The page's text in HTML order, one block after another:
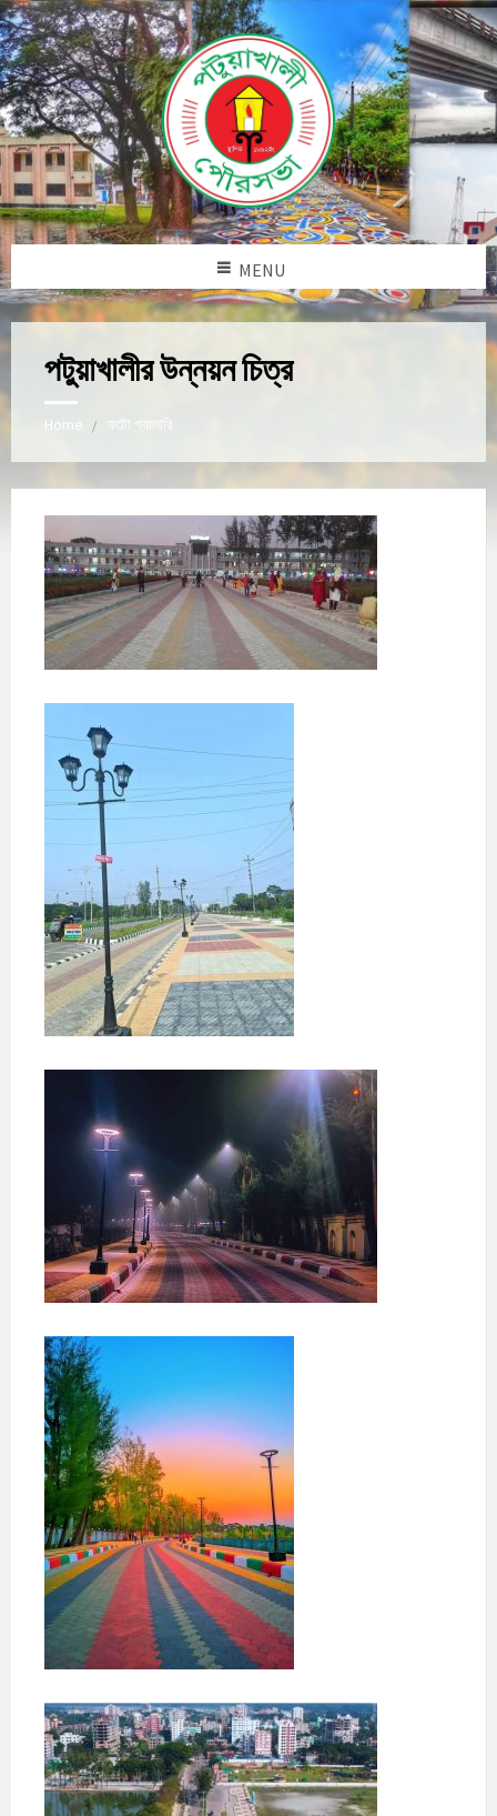
MENU
পটুয়াখালীর উন্নয়ন চিত্র
Home ফটো গ্যালারি